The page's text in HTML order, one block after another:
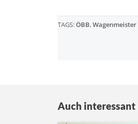
TAGS:ÖBB,Wagenmeister
Auch interessant